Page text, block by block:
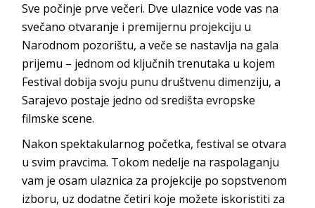
Sve počinje prve večeri. Dve ulaznice vode vas na
svečano otvaranje i premijernu projekciju u
Narodnom pozorištu, a veče se nastavlja na gala
prijemu – jednom od ključnih trenutaka u kojem
Festival dobija svoju punu društvenu dimenziju, a
Sarajevo postaje jedno od središta evropske
filmske scene.
Nakon spektakularnog početka, festival se otvara
u svim pravcima. Tokom nedelje na raspolaganju
vam je osam ulaznica za projekcije po sopstvenom
izboru, uz dodatne četiri koje možete iskoristiti za